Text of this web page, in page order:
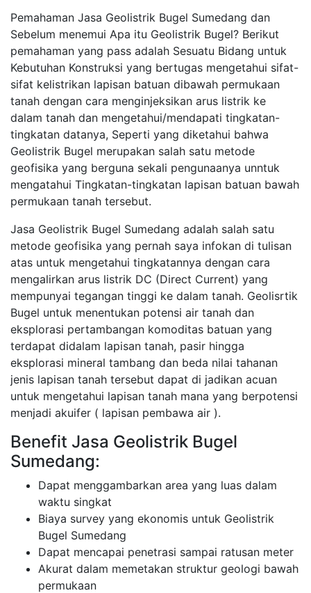
Pemahaman Jasa Geolistrik Bugel Sumedang dan
Sebelum menemui Apa itu Geolistrik Bugel? Berikut
pemahaman yang pass adalah Sesuatu Bidang untuk
Kebutuhan Konstruksi yang bertugas mengetahui sifat-
sifat kelistrikan lapisan batuan dibawah permukaan
tanah dengan cara menginjeksikan arus listrik ke
dalam tanah dan mengetahui/mendapati tingkatan-
tingkatan datanya, Seperti yang diketahui bahwa
Geolistrik Bugel merupakan salah satu metode
geofisika yang berguna sekali pengunaanya unntuk
mengatahui Tingkatan-tingkatan lapisan batuan bawah
permukaan tanah tersebut.
Jasa Geolistrik Bugel Sumedang adalah salah satu
metode geofisika yang pernah saya infokan di tulisan
atas untuk mengetahui tingkatannya dengan cara
mengalirkan arus listrik DC (Direct Current) yang
mempunyai tegangan tinggi ke dalam tanah. Geolisrtik
Bugel untuk menentukan potensi air tanah dan
eksplorasi pertambangan komoditas batuan yang
terdapat didalam lapisan tanah, pasir hingga
eksplorasi mineral tambang dan beda nilai tahanan
jenis lapisan tanah tersebut dapat di jadikan acuan
untuk mengetahui lapisan tanah mana yang berpotensi
menjadi akuifer ( lapisan pembawa air ).
Benefit Jasa Geolistrik Bugel
Sumedang:
Dapat menggambarkan area yang luas dalam
waktu singkat
Biaya survey yang ekonomis untuk Geolistrik
Bugel Sumedang
Dapat mencapai penetrasi sampai ratusan meter
Akurat dalam memetakan struktur geologi bawah
permukaan